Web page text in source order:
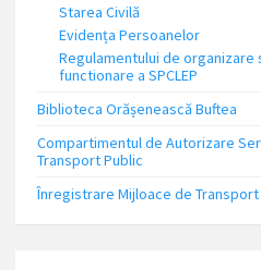
Starea Civilă
Evidența Persoanelor
Regulamentului de organizare
functionare a SPCLEP
Biblioteca Orășenească Buftea
Compartimentul de Autorizare
Transport Public
Înregistrare Mijloace de Transport